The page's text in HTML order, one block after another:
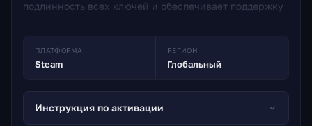
подлинность всех ключей и обеспечивает поддержку
ПЛАТФОРМА
Steam
РЕГИОН
Глобальный
Инструкция по активации